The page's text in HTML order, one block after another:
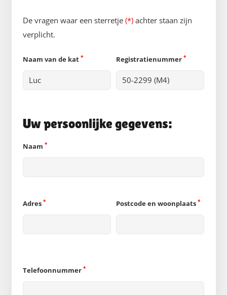
De vragen waar een sterretje (*) achter staan zijn
verplicht.
Naam van de kat * Registratienummer *
Uw persoonlijke gegevens:
Naam *
Adres * Postcode en woonplaats *
Telefoonnummer *